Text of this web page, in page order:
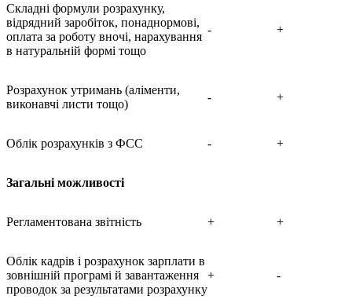
Складні формули розрахунку,
відрядний заробіток, понаднормові,
оплата за роботу вночі, нарахування
в натуральній формі тощо
- +
Розрахунок утримань (аліменти,
виконавчі листи тощо)
- +
Облік розрахунків з ФСС - +
Загальні можливості
Регламентована звітність + +
Облік кадрів і розрахунок зарплати в
зовнішній програмі й завантаження
проводок за результатами розрахунку
+ -